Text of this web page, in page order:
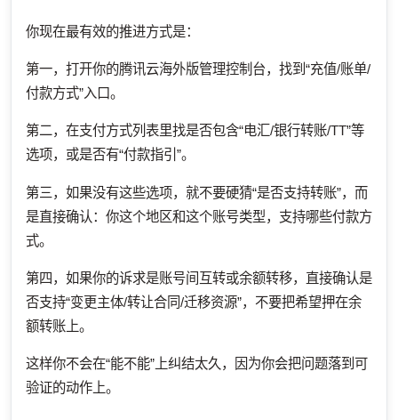
你现在最有效的推进方式是：
第一，打开你的腾讯云海外版管理控制台，找到“充值/账单/
付款方式”入口。
第二，在支付方式列表里找是否包含“电汇/银行转账/TT”等
选项，或是否有“付款指引”。
第三，如果没有这些选项，就不要硬猜“是否支持转账”，而
是直接确认：你这个地区和这个账号类型，支持哪些付款方
式。
第四，如果你的诉求是账号间互转或余额转移，直接确认是
否支持“变更主体/转让合同/迁移资源”，不要把希望押在余
额转账上。
这样你不会在“能不能”上纠结太久，因为你会把问题落到可
验证的动作上。